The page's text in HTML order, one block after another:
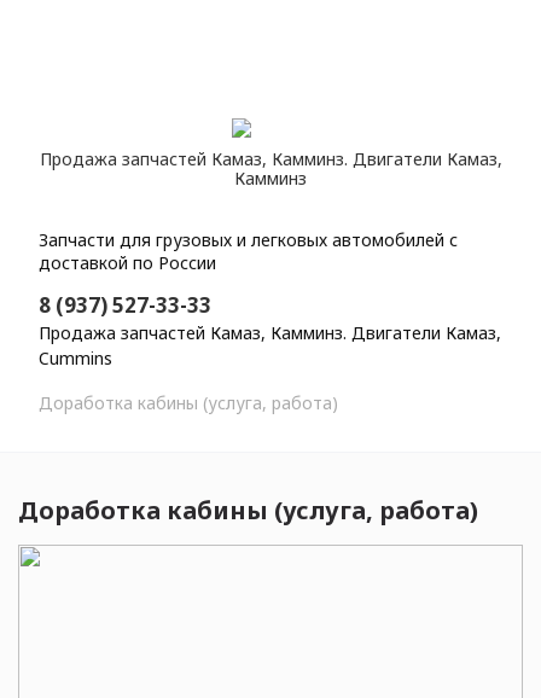
Продажа запчастей Камаз, Камминз. Двигатели Камаз,
Камминз
Запчасти для грузовых и легковых автомобилей с
доставкой по России
8 (937) 527-33-33
Продажа запчастей Камаз, Камминз. Двигатели Камаз,
Cummins
Доработка кабины (услуга, работа)
Доработка кабины (услуга, работа)